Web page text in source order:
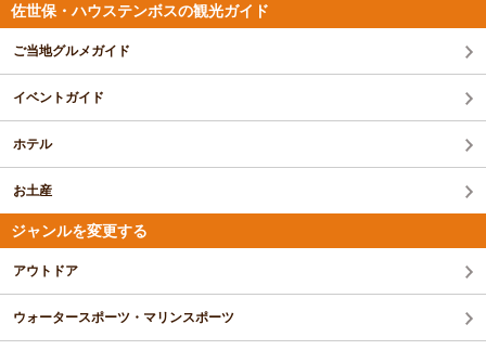
佐世保・ハウステンボスの観光ガイド
ご当地グルメガイド
イベントガイド
ホテル
お土産
ジャンルを変更する
アウトドア
ウォータースポーツ・マリンスポーツ